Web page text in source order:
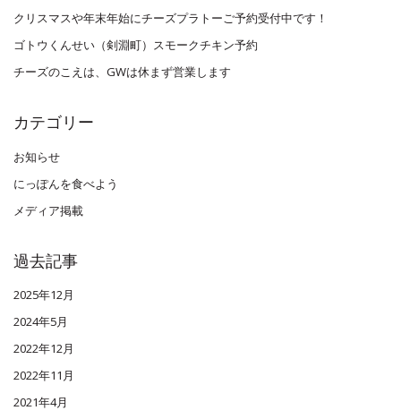
クリスマスや年末年始にチーズプラトーご予約受付中です！
ゴトウくんせい（剣淵町）スモークチキン予約
チーズのこえは、GWは休まず営業します
カテゴリー
お知らせ
にっぽんを食べよう
メディア掲載
過去記事
2025年12月
2024年5月
2022年12月
2022年11月
2021年4月